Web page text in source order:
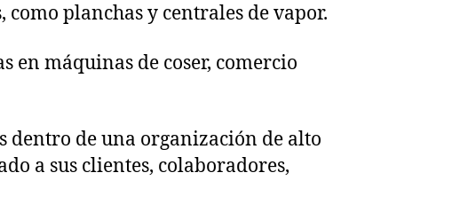
planchas y centrales de vapor.
en máquinas de coser, comercio
dentro de una organización de alto
a sus clientes, colaboradores,